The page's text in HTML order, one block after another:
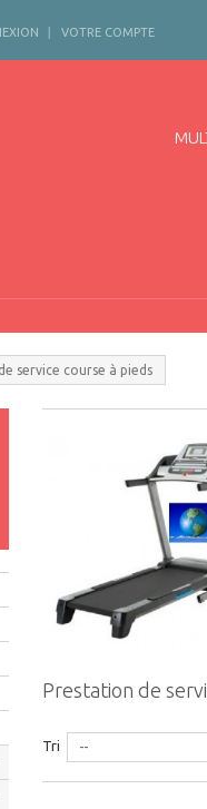
VOTRE COMPTE
service course à pieds
Prestation de
Tri --